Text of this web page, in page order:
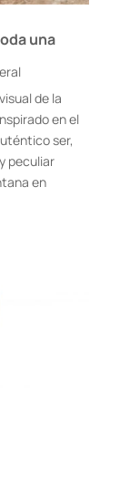
una
de la
en el
ser,
peculiar
en